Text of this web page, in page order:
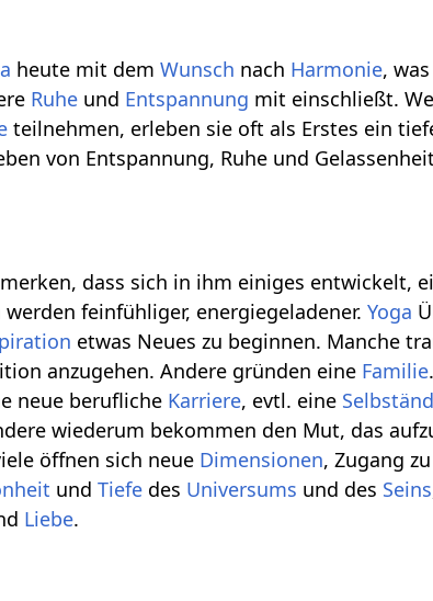
heute mit demWunsch nach Harmonie,
Ruhe und Entspannung mit einschließt.
teilnehmen, erleben sie oft als Erstes ein
von Entspannung, Ruhe und
dass sich in ihm einiges entwickelt,
feinfühliger, energiegeladener.Yoga
etwas Neues zu beginnen. Manche
anzugehen. Andere gründen eine Familie
neue berufliche Karriere, evtl. eine
wiederum bekommen den Mut, das
öffnen sich neue Dimensionen, Zugang
undTiefe des Universums und des Seins
Liebe.